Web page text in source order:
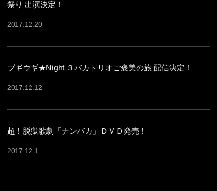
祭り 出演決定！
2017 12 20
ブギウギ★Night ３バカトリオご褒美の旅 配信決定！
2017 12 12
超！脱獄歌劇「ナンバカ」ＤＶＤ発売！
2017 12 1